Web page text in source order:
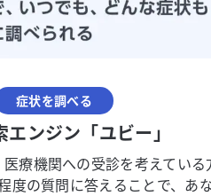
症状を調べる
エンジン「ユビー」
療機関への受診を考えている
度の質問に答えることで、あ